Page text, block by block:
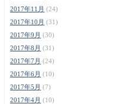
2017年11月 (24)
2017年10月 (31)
2017年9月 (30)
2017年8月 (31)
2017年7月 (24)
2017年6月 (10)
2017年5月 (7)
2017年4月 (10)